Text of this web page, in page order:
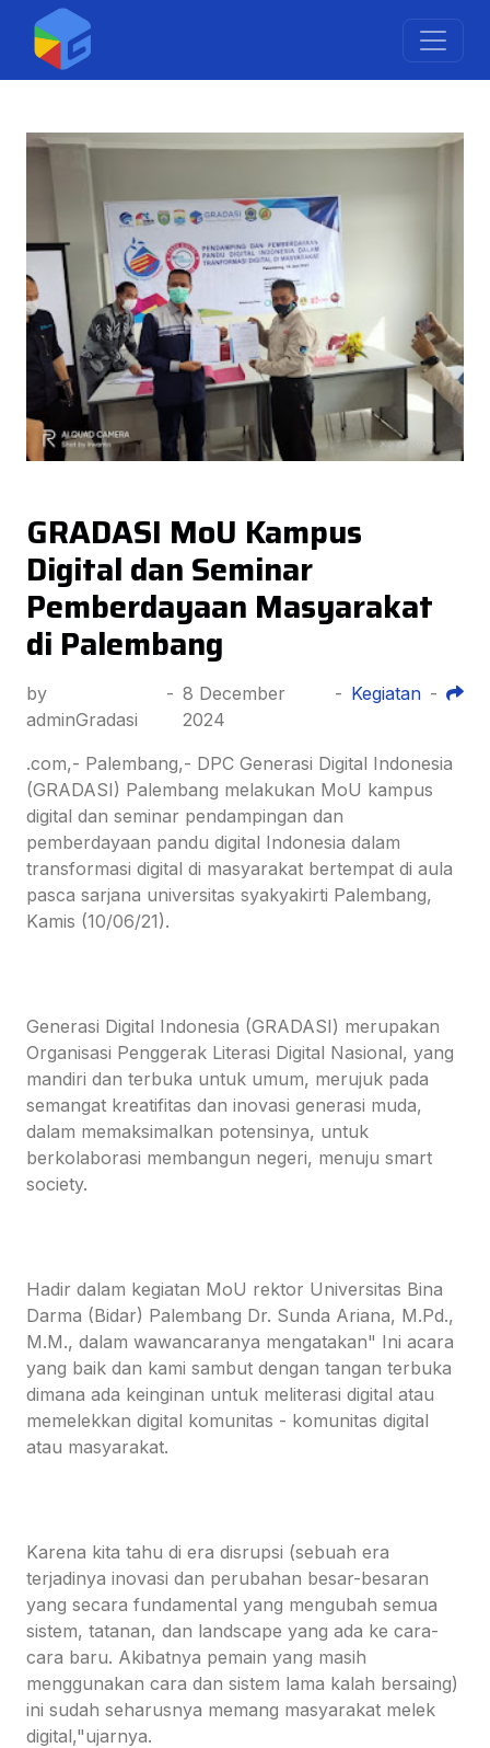
GRADASI MoU Kampus
Digital dan Seminar
Pemberdayaan Masyarakat
di Palembang
by
adminGradasi
- 8 December
2024
- Kegiatan -
.com,- Palembang,- DPC Generasi Digital Indonesia
(GRADASI) Palembang melakukan MoU kampus
digital dan seminar pendampingan dan
pemberdayaan pandu digital Indonesia dalam
transformasi digital di masyarakat bertempat di aula
pasca sarjana universitas syakyakirti Palembang,
Kamis (10/06/21).
Generasi Digital Indonesia (GRADASI) merupakan
Organisasi Penggerak Literasi Digital Nasional, yang
mandiri dan terbuka untuk umum, merujuk pada
semangat kreatifitas dan inovasi generasi muda,
dalam memaksimalkan potensinya, untuk
berkolaborasi membangun negeri, menuju smart
society.
Hadir dalam kegiatan MoU rektor Universitas Bina
Darma (Bidar) Palembang Dr. Sunda Ariana, M.Pd.,
M.M., dalam wawancaranya mengatakan" Ini acara
yang baik dan kami sambut dengan tangan terbuka
dimana ada keinginan untuk meliterasi digital atau
memelekkan digital komunitas - komunitas digital
atau masyarakat.
Karena kita tahu di era disrupsi (sebuah era
terjadinya inovasi dan perubahan besar-besaran
yang secara fundamental yang mengubah semua
sistem, tatanan, dan landscape yang ada ke cara-
cara baru. Akibatnya pemain yang masih
menggunakan cara dan sistem lama kalah bersaing)
ini sudah seharusnya memang masyarakat melek
digital,"ujarnya.